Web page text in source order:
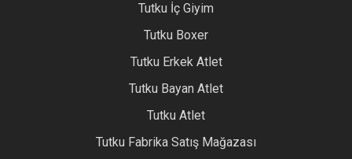
Tutku İç Giyim
Tutku Boxer
Tutku Erkek Atlet
Tutku Bayan Atlet
Tutku Atlet
Tutku Fabrika Satış Mağazası